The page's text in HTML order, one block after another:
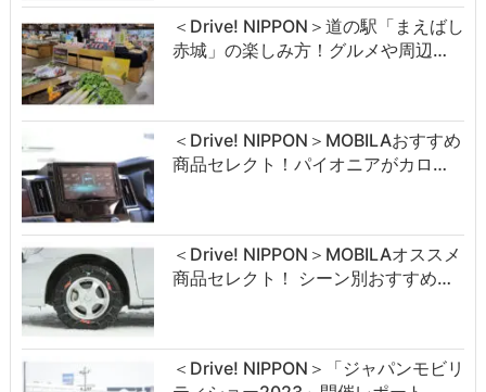
＜Drive! NIPPON＞道の駅「まえばし
赤城」の楽しみ方！グルメや周辺…
＜Drive! NIPPON＞MOBILAおすすめ
商品セレクト！パイオニアがカロ…
＜Drive! NIPPON＞MOBILAオススメ
商品セレクト！ シーン別おすすめ…
＜Drive! NIPPON＞「ジャパンモビリ